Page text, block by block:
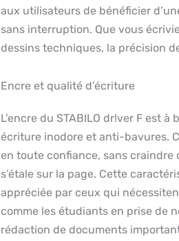
aux utilisateurs de bénéficier
sans interruption. Que vous
dessins techniques, la précision
Encre et qualité d’écriture
L’encre du STABILO dr!ver F est
écriture inodore et anti-bavures.
en toute confiance, sans craindre
s’étale sur la page. Cette
appréciée par ceux qui
comme les étudiants en prise de
rédaction de documents